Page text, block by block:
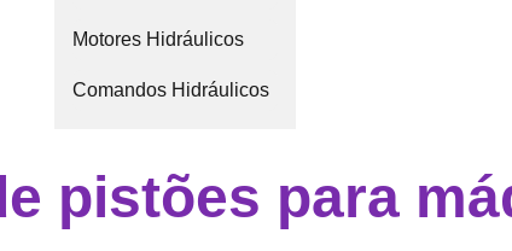
Motores Hidráulicos
Comandos Hidráulicos
pistões para